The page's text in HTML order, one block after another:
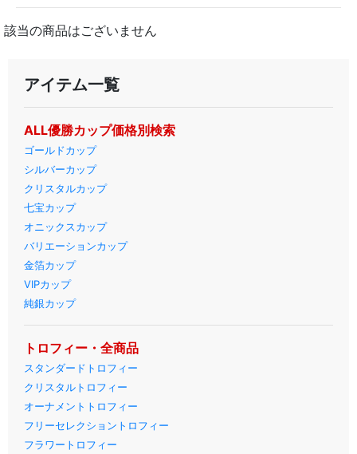
該当の商品はございません
アイテム一覧
ALL優勝カップ価格別検索
ゴールドカップ
シルバーカップ
クリスタルカップ
七宝カップ
オニックスカップ
バリエーションカップ
金箔カップ
VIPカップ
純銀カップ
トロフィー・全商品
スタンダードトロフィー
クリスタルトロフィー
オーナメントトロフィー
フリーセレクショントロフィー
フラワートロフィー